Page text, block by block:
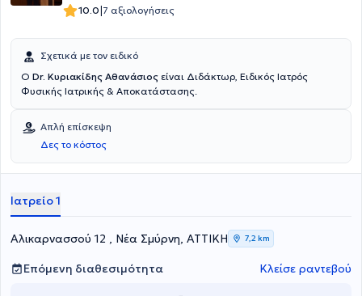
10.0|7 αξιολογήσεις
Σχετικά με τον ειδικό
Ο Dr. Κυριακίδης Αθανάσιος είναι Διδάκτωρ, Ειδικός Ιατρός
Φυσικής Ιατρικής & Αποκατάστασης.
Απλή επίσκεψη
Δες το κόστος
Ιατρείο 1
Αλικαρνασσού 12 , Νέα Σμύρνη, ΑΤΤΙΚΗ 7,2 km
Επόμενη διαθεσιμότητα Κλείσε ραντεβού